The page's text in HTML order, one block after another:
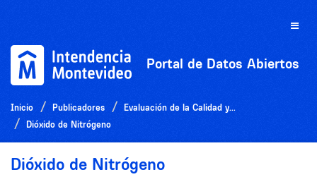
Toggle
Portal de Datos Abiertos
Inicio Publicadores
Evaluación de la Calidad y...
Dióxido de Nitrógeno
Dióxido de Nitrógeno